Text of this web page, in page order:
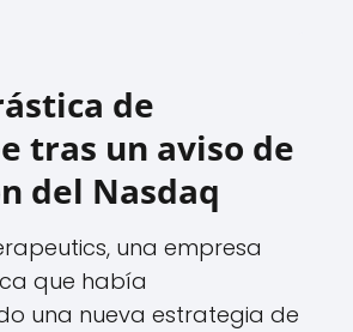
de
tras un aviso de
del Nasdaq
una empresa
que había
una nueva estrategia de